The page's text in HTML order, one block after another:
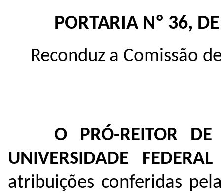
PORTARIA Nº 36,
Reconduz a Comissão
O PRÓ-REITOR
UNIVERSIDADE
atribuições conferidas